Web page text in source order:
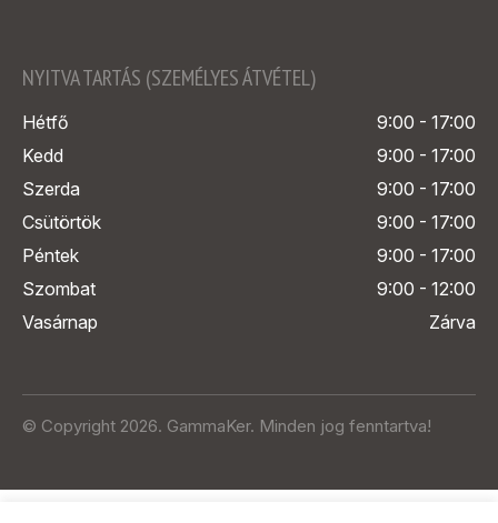
NYITVA TARTÁS (SZEMÉLYES ÁTVÉTEL)
Hétfő
9:00 - 17:00
Kedd
9:00 - 17:00
Szerda
9:00 - 17:00
Csütörtök
9:00 - 17:00
Péntek
9:00 - 17:00
Szombat
9:00 - 12:00
Vasárnap
Zárva
© Copyright 2026. GammaKer. Minden jog fenntartva!